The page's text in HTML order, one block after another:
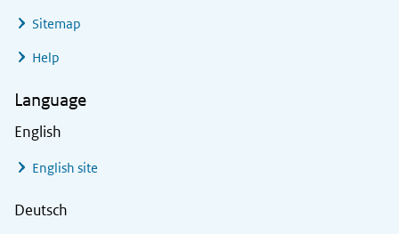
Sitemap
Help
Language
English
English site
Deutsch